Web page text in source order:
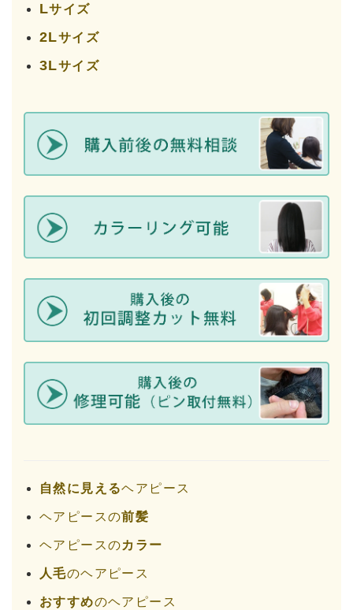
Lサイズ
2Lサイズ
3Lサイズ
自然に見えるヘアピース
ヘアピースの前髪
ヘアピースのカラー
人毛のヘアピース
おすすめのヘアピース